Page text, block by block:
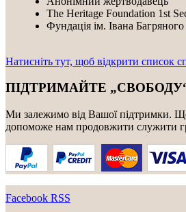
The Heritage Foundation 1st
Фундація ім. Івана Багряного
Натисніть тут, щоб відкрити список
ПІДТРИМАЙТЕ
Ми залежимо від Вашої підтримки.
допоможе нам продовжити служити
Facebook RSS